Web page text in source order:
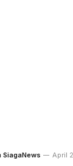
SiagaNews April